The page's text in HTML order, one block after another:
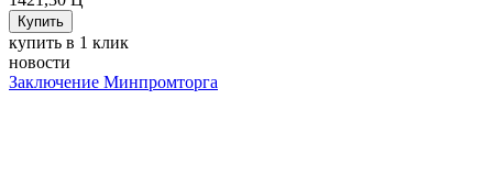
купить в 1 клик
новости
Заключение Минпромторга